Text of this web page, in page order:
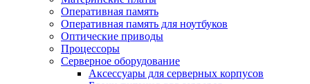
Оперативная память
Оперативная память для ноутбуков
Оптические приводы
Процессоры
Серверное оборудование
Аксессуары для серверных корпусов